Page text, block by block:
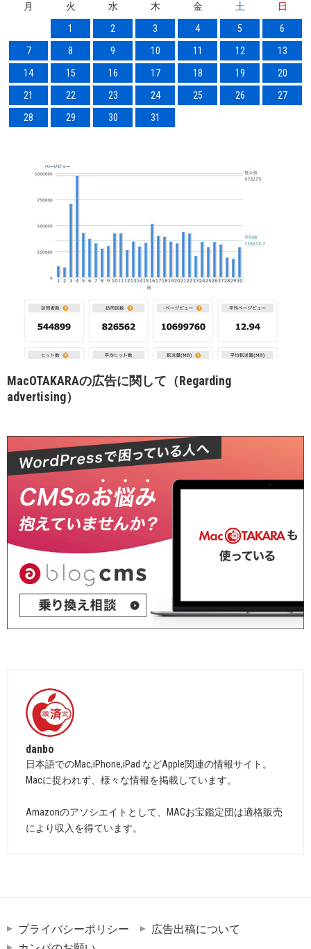
月 火 水 木 金 土
日
1
2 3 4 5
6
7
8 9 10 11 12
13
14
15 16 17 18 19
20
21
22 23 24 25 26
27
28
29 30 31
MacOTAKARAの広告に関して（Regarding
advertising）
danbo
日本語でのMac,iPhone,iPad などApple関連の情報サイト。
Macに捉われず、様々な情報を掲載しています。
Amazonのアソシエイトとして、MACお宝鑑定団は適格販売
により収入を得ています。
プライバシーポリシー
広告出稿について